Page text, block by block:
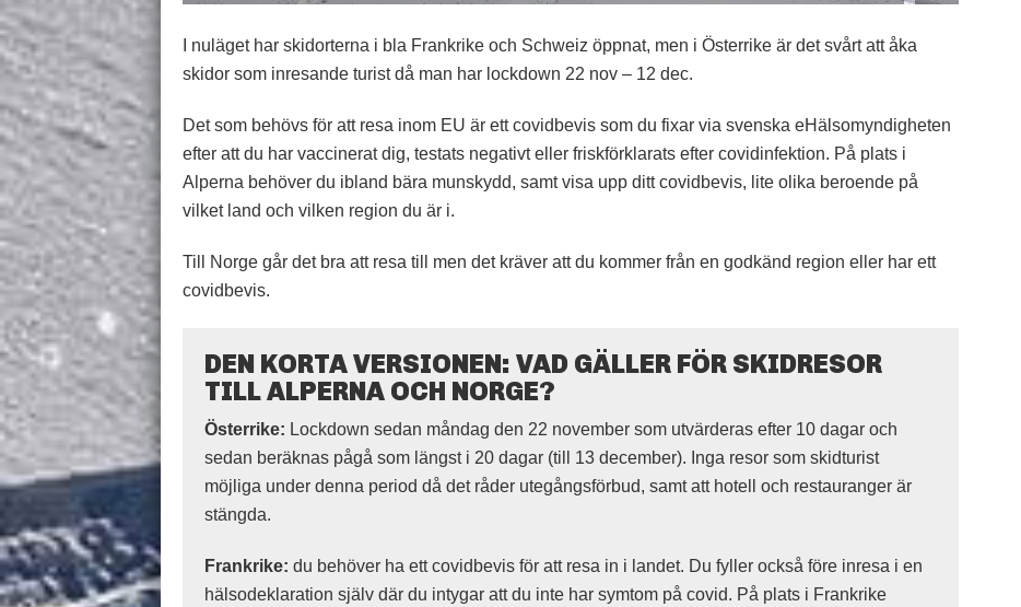
I nuläget har skidorterna i bla Frankrike och Schweiz öppnat, men i Österrike är det svårt att åka
skidor som inresande turist då man har lockdown 22 nov – 12 dec.
Det som behövs för att resa inom EU är ett covidbevis som du fixar via svenska eHälsomyndigheten
efter att du har vaccinerat dig, testats negativt eller friskförklarats efter covidinfektion. På plats i
Alperna behöver du ibland bära munskydd, samt visa upp ditt covidbevis, lite olika beroende på
vilket land och vilken region du är i.
Till Norge går det bra att resa till men det kräver att du kommer från en godkänd region eller har ett
covidbevis.
DEN KORTA VERSIONEN: VAD GÄLLER FÖR SKIDRESOR
TILL ALPERNA OCH NORGE?
Österrike: Lockdown sedan måndag den 22 november som utvärderas efter 10 dagar och
sedan beräknas pågå som längst i 20 dagar (till 13 december). Inga resor som skidturist
möjliga under denna period då det råder utegångsförbud, samt att hotell och restauranger är
stängda.
Frankrike: du behöver ha ett covidbevis för att resa in i landet. Du fyller också före inresa i en
hälsodeklaration själv där du intygar att du inte har symtom på covid. På plats i Frankrike